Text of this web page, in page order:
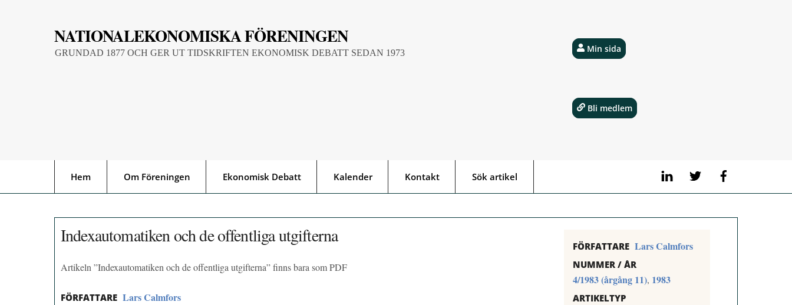
NATIONALEKONOMISKA FÖRENINGEN
GRUNDAD 1877 OCH GER UT TIDSKRIFTEN EKONOMISK DEBATT SEDAN 1973
LinkedIn Twitter
Hem Om Föreningen Ekonomisk Debatt Kalender Kontakt Sök artikel
Min sida
Bli medlem
Indexautomatiken och de offentliga utgifterna
Artikeln ”Indexautomatiken och de offentliga utgifterna” finns bara som PDF
FÖRFATTARE Lars Calmfors
FÖRFATTARE Lars Calmfors
NUMMER / ÅR
4/1983 (årgång 11), 1983
ARTIKELTYP